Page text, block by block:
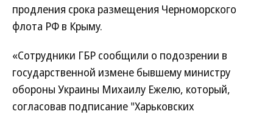
продления срока размещения Черноморского
флота РФ в Крыму.
«Сотрудники ГБР сообщили о подозрении в
государственной измене бывшему министру
обороны Украины Михаилу Ежелю, который,
согласовав подписание "Харьковских